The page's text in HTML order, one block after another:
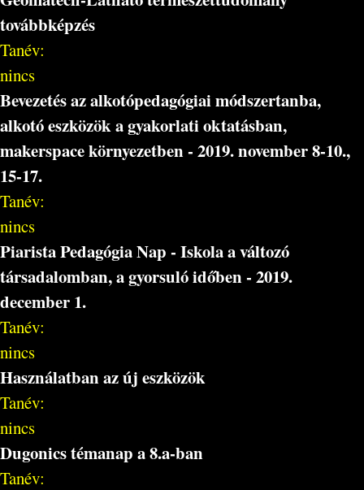
továbbképzés
Tanév:
nincs
Bevezetés az alkotópedagógiai módszertanba,
alkotó eszközök a gyakorlati oktatásban,
makerspace környezetben - 2019. november 8-10.,
15-17.
Tanév:
nincs
Piarista Pedagógia Nap - Iskola a változó
társadalomban, a gyorsuló időben - 2019.
december 1.
Tanév:
nincs
Használatban az új eszközök
Tanév:
nincs
Dugonics témanap a 8.a-ban
Tanév: